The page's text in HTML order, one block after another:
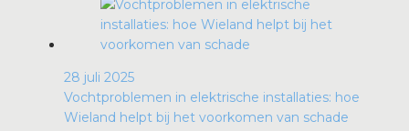
28 juli 2025
Vochtproblemen in elektrische installaties: hoe
Wieland helpt bij het voorkomen van schade